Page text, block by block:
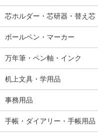
芯ホルダー・芯研器・替え芯
ボールペン・マーカー
万年筆・ペン軸・インク
机上文具・学用品
事務用品
手帳・ダイアリー・手帳用品